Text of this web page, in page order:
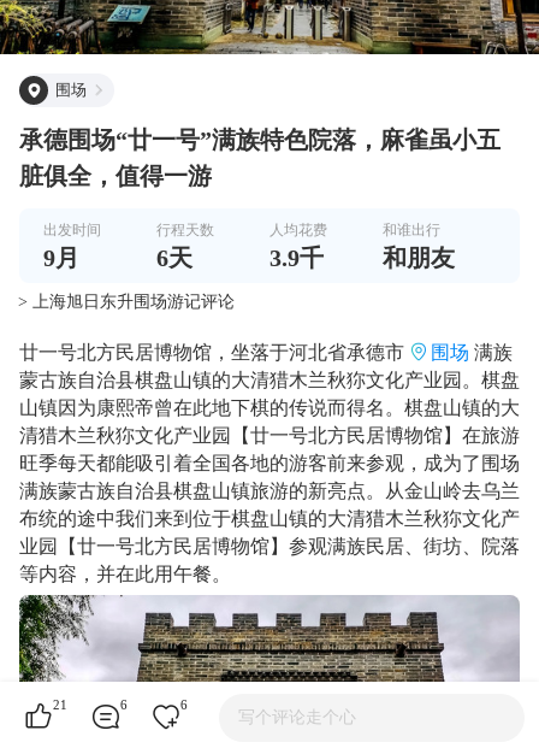
围场
承德围场“廿一号”满族特色院落，麻雀虽小五
脏俱全，值得一游
出发时间
9月
行程天数
6天
人均花费
3.9千
和谁出行
和朋友
> 上海旭日东升围场游记评论
廿一号北方民居博物馆，坐落于河北省承德市 围场 满族
蒙古族自治县棋盘山镇的大清猎木兰秋狝文化产业园。棋盘
山镇因为康熙帝曾在此地下棋的传说而得名。棋盘山镇的大
清猎木兰秋狝文化产业园【廿一号北方民居博物馆】在旅游
旺季每天都能吸引着全国各地的游客前来参观，成为了围场
满族蒙古族自治县棋盘山镇旅游的新亮点。从金山岭去乌兰
布统的途中我们来到位于棋盘山镇的大清猎木兰秋狝文化产
业园【廿一号北方民居博物馆】参观满族民居、街坊、院落
等内容，并在此用午餐。
21 6 6
写个评论走个心